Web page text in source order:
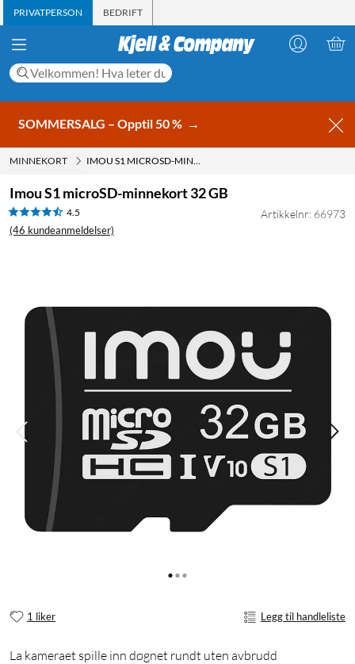
PRIVATPERSON BEDRIFT
SOMMERSALG – Opptil 50 % →
MINNEKORT IMOU S1 MICROSD-MINNEKORT 32 GB
Imou S1 microSD-minnekort 32 GB
4.5
(46 kundeanmeldelser)
Artikkelnr: 66973
1 liker Legg til handleliste
La kameraet spille inn døgnet rundt uten avbrudd